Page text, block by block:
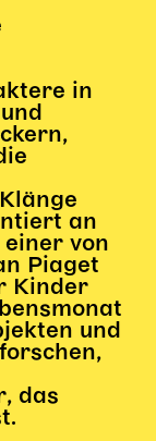
in
an
von
Piaget
Kinder
und
das